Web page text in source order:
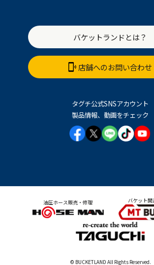
バケットランドとは？
店舗へのお問い合わせ
タグチ公式SNSアカウント
製品情報、動画をチェック
© BUCKETLAND All Rights Reserved.
油圧ホース販売・修理 バケット